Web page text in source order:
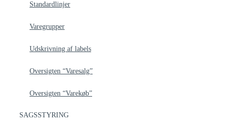
Standardlinjer
Varegrupper
Udskrivning af labels
Oversigten “Varesalg”
Oversigten “Varekøb”
SAGSSTYRING